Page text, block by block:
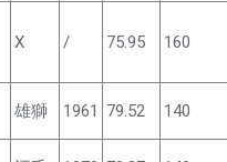
X / 75.95 160
雄獅 1961 79.52 140